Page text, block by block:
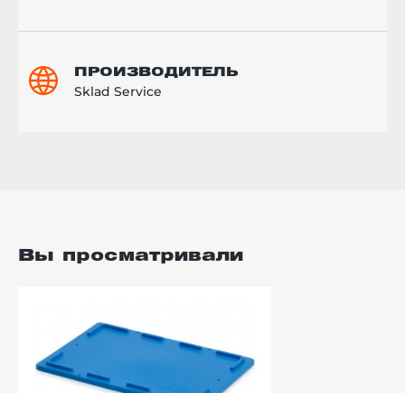
ПРОИЗВОДИТЕЛЬ
Sklad Service
Вы просматривали